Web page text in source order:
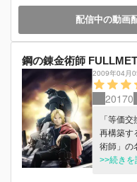
かけとし
める――
配信中の動画
鋼の錬金術師
2009年04月
20170
「等価
再構築す
術師」の
と巨大な
>>続きを